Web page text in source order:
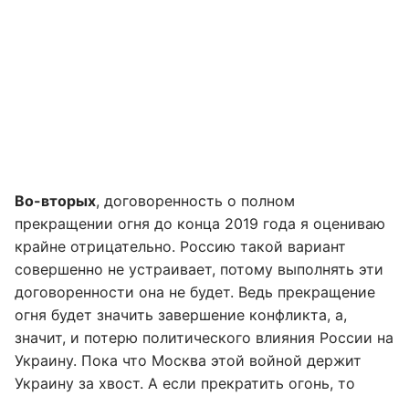
Во-вторых, договоренность о полном
прекращении огня до конца 2019 года я оцениваю
крайне отрицательно. Россию такой вариант
совершенно не устраивает, потому выполнять эти
договоренности она не будет. Ведь прекращение
огня будет значить завершение конфликта, а,
значит, и потерю политического влияния России на
Украину. Пока что Москва этой войной держит
Украину за хвост. А если прекратить огонь, то